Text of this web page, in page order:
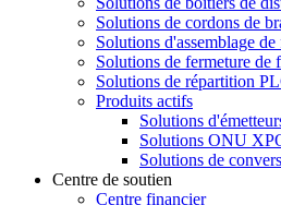
Solutions de cordons de
Solutions d'assemblage
Solutions de fermeture de
Solutions de répartition
Produits actifs
Solutions
Solutions ONU
Solutions de
Centre de soutien
Centre financier